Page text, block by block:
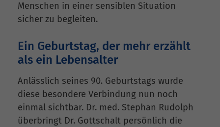
Menschen in einer sensiblen Situation
sicher zu begleiten.
Ein Geburtstag, der mehr erzählt
als ein Lebensalter
Anlässlich seines 90. Geburtstags wurde
diese besondere Verbindung nun noch
einmal sichtbar. Dr. med. Stephan Rudolph
überbringt Dr. Gottschalt persönlich die